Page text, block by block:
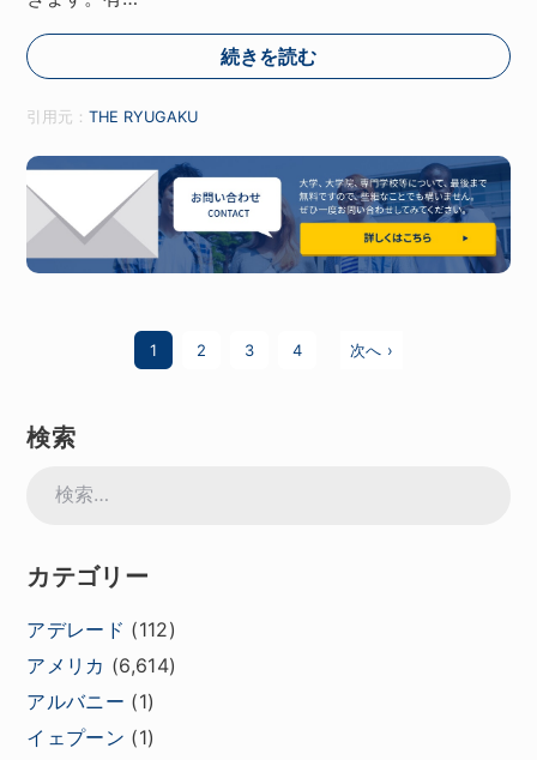
続きを読む
引用元：THE RYUGAKU
1 2 3 4 次へ ›
検索
カテゴリー
アデレード (112)
アメリカ (6,614)
アルバニー (1)
イェプーン (1)